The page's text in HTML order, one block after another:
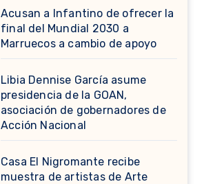
Acusan a Infantino de ofrecer la
final del Mundial 2030 a
Marruecos a cambio de apoyo
Libia Dennise García asume
presidencia de la GOAN,
asociación de gobernadores de
Acción Nacional
Casa El Nigromante recibe
muestra de artistas de Arte